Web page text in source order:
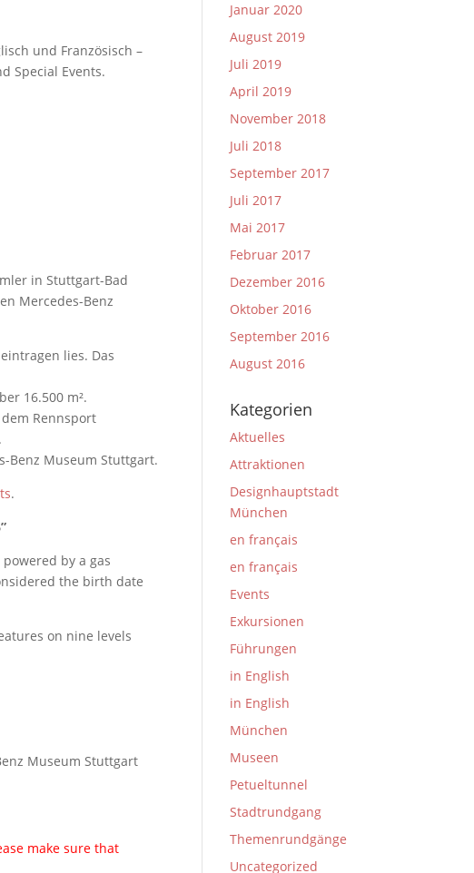
und Französisch –
Special Events.
in Stuttgart-Bad
Mercedes-Benz
lies. Das
16.500 m².
Rennsport
Benz Museum Stuttgart.
.
by a gas
the birth date
on nine levels
Museum Stuttgart
make sure that
Januar 2020
August 2019
Juli 2019
April 2019
November 2018
Juli 2018
September 2017
Juli 2017
Mai 2017
Februar 2017
Dezember 2016
Oktober 2016
September 2016
August 2016
Kategorien
Aktuelles
Attraktionen
Designhauptstadt
München
en français
en français
Events
Exkursionen
Führungen
in English
in English
München
Museen
Petueltunnel
Stadtrundgang
Themenrundgänge
Uncategorized